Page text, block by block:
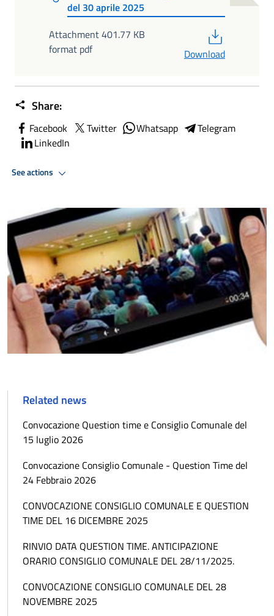
del 30 aprile 2025
Attachment 401.77 KB
format pdf
Download
Share:
Facebook Twitter Whatsapp
Telegram
LinkedIn
See actions
Related news
Convocazione Question time e Consiglio Comunale del
15 luglio 2026
Convocazione Consiglio Comunale - Question Time del
24 Febbraio 2026
CONVOCAZIONE CONSIGLIO COMUNALE E QUESTION
TIME DEL 16 DICEMBRE 2025
RINVIO DATA QUESTION TIME. ANTICIPAZIONE
ORARIO CONSIGLIO COMUNALE DEL 28/11/2025.
CONVOCAZIONE CONSIGLIO COMUNALE DEL 28
NOVEMBRE 2025